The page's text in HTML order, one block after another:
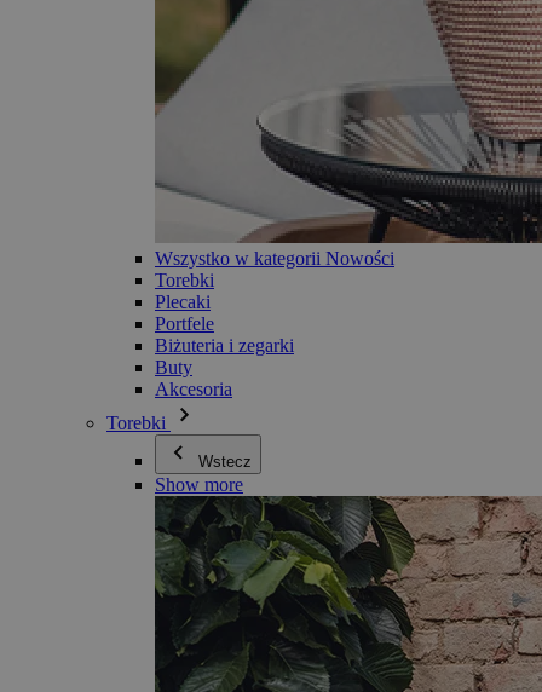
Wszystko w kategorii Nowości
Torebki
Plecaki
Portfele
Biżuteria i zegarki
Buty
Akcesoria
Torebki
Wstecz
Show more